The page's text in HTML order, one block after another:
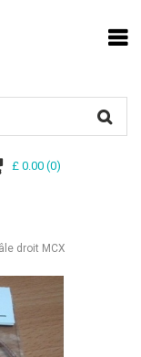
£ 0.00(0)
droit MCX